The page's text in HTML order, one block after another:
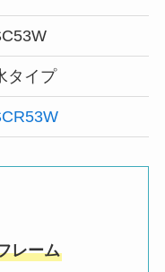
タイプ
レーム